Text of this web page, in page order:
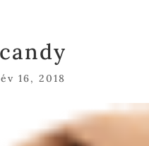
16, 2018